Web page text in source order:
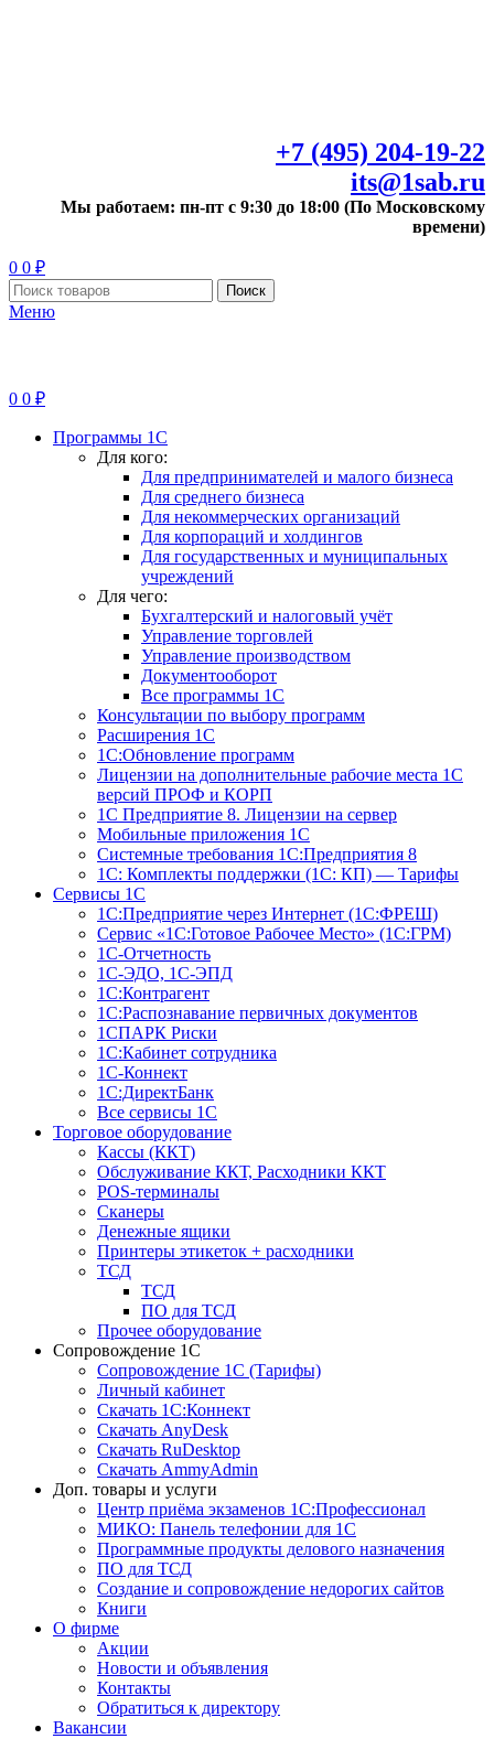
+7 (495) 204-19-22
its@1sab.ru
Мы работаем: пн-пт с 9:30 до 18:00 (По Московскому
времени)
0 0 ₽
Поиск
Меню
0 0 ₽
Программы 1С
Для кого:
Для предпринимателей и малого бизнеса
Для среднего бизнеса
Для некоммерческих организаций
Для корпораций и холдингов
Для государственных и муниципальных
учреждений
Для чего:
Бухгалтерский и налоговый учёт
Управление торговлей
Управление производством
Документооборот
Все программы 1С
Консультации по выбору программ
Расширения 1С
1С:Обновление программ
Лицензии на дополнительные рабочие места 1С
версий ПРОФ и КОРП
1С Предприятие 8. Лицензии на сервер
Мобильные приложения 1С
Системные требования 1С:Предприятия 8
1С: Комплекты поддержки (1С: КП) — Тарифы
Сервисы 1С
1С:Предприятие через Интернет (1С:ФРЕШ)
Сервис «1С:Готовое Рабочее Место» (1С:ГРМ)
1С-Отчетность
1С-ЭДО, 1С-ЭПД
1С:Контрагент
1С:Распознавание первичных документов
1СПАРК Риски
1С:Кабинет сотрудника
1С-Коннект
1С:ДиректБанк
Все сервисы 1С
Торговое оборудование
Кассы (ККТ)
Обслуживание ККТ, Расходники ККТ
POS-терминалы
Сканеры
Денежные ящики
Принтеры этикеток + расходники
ТСД
ТСД
ПО для ТСД
Прочее оборудование
Сопровождение 1С
Сопровождение 1С (Тарифы)
Личный кабинет
Скачать 1С:Коннект
Скачать AnyDesk
Скачать RuDesktop
Скачать AmmyAdmin
Доп. товары и услуги
Центр приёма экзаменов 1С:Профессионал
МИКО: Панель телефонии для 1С
Программные продукты делового назначения
ПО для ТСД
Создание и сопровождение недорогих сайтов
Книги
О фирме
Акции
Новости и объявления
Контакты
Обратиться к директору
Вакансии